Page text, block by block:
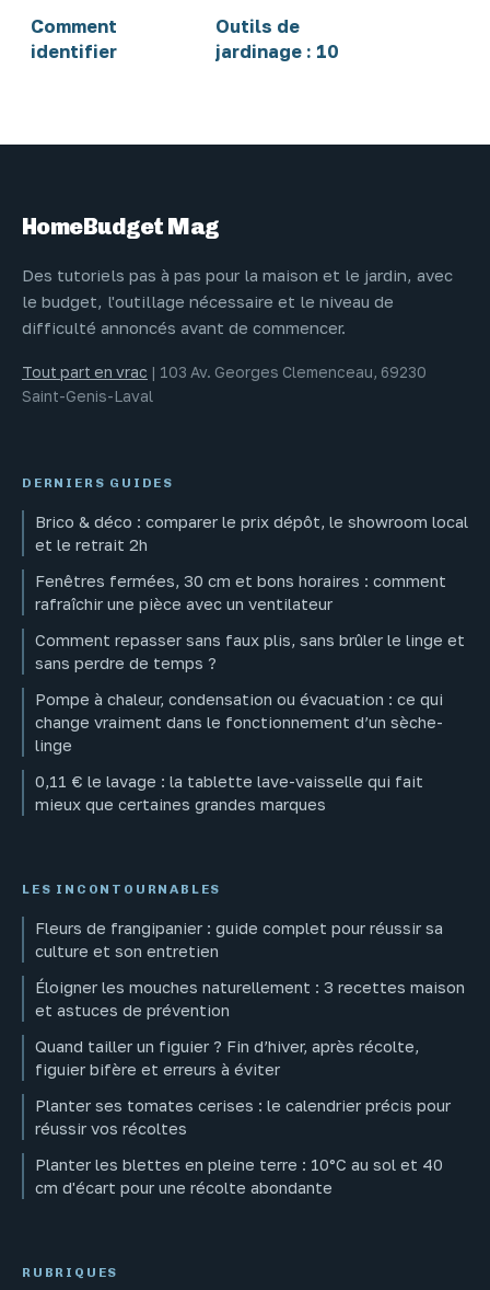
Comment
identifier
Outils de
jardinage : 10
HomeBudget Mag
Des tutoriels pas à pas pour la maison et le jardin, avec
le budget, l'outillage nécessaire et le niveau de
difficulté annoncés avant de commencer.
Tout part en vrac | 103 Av. Georges Clemenceau, 69230
Saint-Genis-Laval
DERNIERS GUIDES
Brico & déco : comparer le prix dépôt, le showroom local
et le retrait 2h
Fenêtres fermées, 30 cm et bons horaires : comment
rafraîchir une pièce avec un ventilateur
Comment repasser sans faux plis, sans brûler le linge et
sans perdre de temps ?
Pompe à chaleur, condensation ou évacuation : ce qui
change vraiment dans le fonctionnement d’un sèche-
linge
0,11 € le lavage : la tablette lave-vaisselle qui fait
mieux que certaines grandes marques
LES INCONTOURNABLES
Fleurs de frangipanier : guide complet pour réussir sa
culture et son entretien
Éloigner les mouches naturellement : 3 recettes maison
et astuces de prévention
Quand tailler un figuier ? Fin d’hiver, après récolte,
figuier bifère et erreurs à éviter
Planter ses tomates cerises : le calendrier précis pour
réussir vos récoltes
Planter les blettes en pleine terre : 10°C au sol et 40
cm d'écart pour une récolte abondante
RUBRIQUES